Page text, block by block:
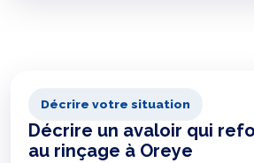
Décrire votre situation
Décrire un avaloir qui
au rinçage à Oreye